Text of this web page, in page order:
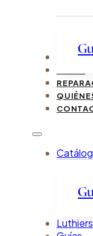
Luthiers